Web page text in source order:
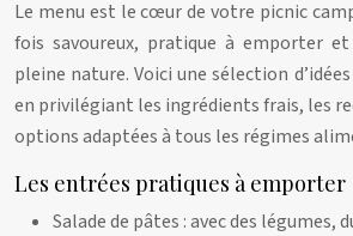
Le menu est le cœur de votre picnic
fois savoureux, pratique à emporter
pleine nature. Voici une sélection
en privilégiant les ingrédients frais, les
options adaptées à tous les régimes
Les entrées pratiques à emporter
Salade de pâtes : avec des légumes,